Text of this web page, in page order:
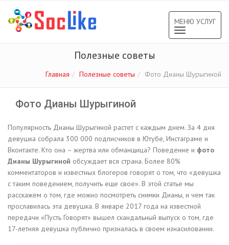
МЕНЮ УСЛУГ
navigation
Полезные советы
Главная Полезные советы Фото Дианы Шурыгиной
Фото Дианы Шурыгиной
Популярность Дианы Шурыгиной растет с каждым днем. За 4 дня
девушка собрала 300 000 подписчиков в Ютубе, Инстаграме и
Вконтакте. Кто она – жертва или обманщица? Поведение и фото
Дианы Шурыгиной обсуждает вся страна. Более 80%
комментаторов и известных блогеров говорят о том, что «девушка
с таким поведением, получить еще свое». В этой статье мы
расскажем о том, где можно посмотреть снимки Дианы, и чем так
прославилась эта девушка. В январе 2017 года на известной
передачи «Пусть Говорят» вышел скандальный выпуск о том, где
17-летняя девушка публично призналась в своем изнасиловании.